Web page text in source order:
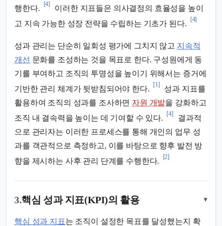
행한다.
[4]
이러한 지표들은 의사결정의 효율성을 높이
고 지속 가능한 성장 전략을 수립하는 기초가 된다.
[4]
성과 관리는 단순히 일회성 평가에 그치지 않고 지속적
개선 문화를 조성하는 것을 목표로 한다. 구성원에게 동
기를 부여하고 조직의 투명성을 높이기 위해서는 증거에
기반한 관리 체계가 뒷받침되어야 한다.
[1]
성과 지표를
활용하여 조직의 성과를 조사하면 자원 개발을 강화하고
조직 내 결속력을 높이는 데 기여할 수 있다.
[4]
결과적
으로 관리자는 이러한 프로세스를 통해 개인의 업무 성
과를 객관적으로 측정하고, 이를 바탕으로 향후 발전 방
향을 제시하는 사후 관리 단계를 수행한다.
[2]
3.핵심 성과 지표(KPI)의 활용 ▾
핵심 성과 지표는 조직이 설정한 목표를 달성했는지 확